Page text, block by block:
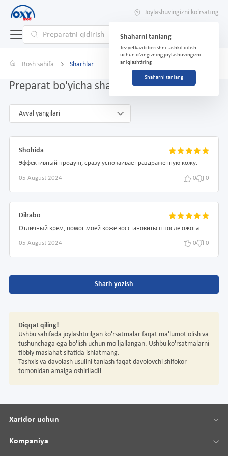
Joylashuvingizni ko'rsating
Shaharni tanlang
Tez yetkazib berishni tashkil qilish
uchun o'zingizning joylashuvingizni
aniqlashtiring
Shaharni tanlang
Bosh sahifa Sharhlar
Preparat bo'yicha sharhlar Pantenol 58g
Avval yangilari
Shohida
Эффективный продукт, сразу успокаивает раздраженную кожу.
05 August 2024 0 0
Dilrabo
Отличный крем, помог моей коже восстановиться после ожога.
05 August 2024 0 0
Sharh yozish
Diqqat qiling!
Ushbu sahifada joylashtirilgan ko'rsatmalar faqat ma'lumot olish va
tushunchaga ega bo'lish uchun mo'ljallangan. Ushbu ko'rsatmalarni
tibbiy maslahat sifatida ishlatmang.
Tashxis va davolash usulini tanlash faqat davolovchi shifokor
tomonidan amalga oshiriladi!
Xaridor uchun
Kompaniya